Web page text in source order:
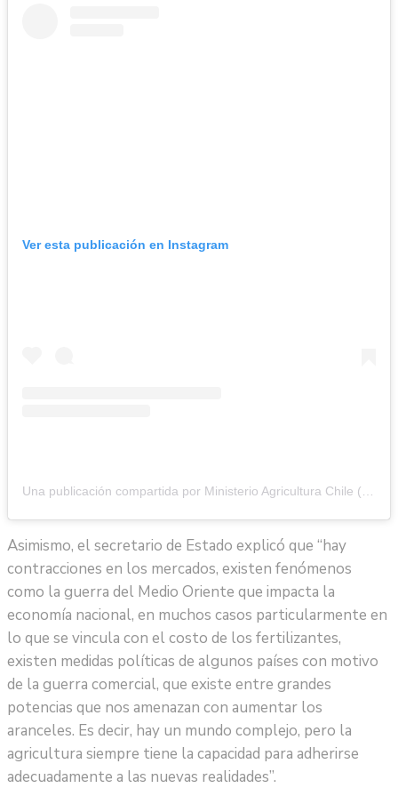
Ver esta publicación en Instagram
Asimismo, el secretario de Estado explicó que “hay
contracciones en los mercados, existen fenómenos
como la guerra del Medio Oriente que impacta la
economía nacional, en muchos casos particularmente en
lo que se vincula con el costo de los fertilizantes,
existen medidas políticas de algunos países con motivo
de la guerra comercial, que existe entre grandes
potencias que nos amenazan con aumentar los
aranceles. Es decir, hay un mundo complejo, pero la
agricultura siempre tiene la capacidad para adherirse
adecuadamente a las nuevas realidades”.